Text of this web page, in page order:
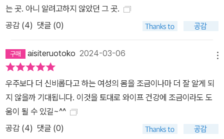
반해, 여성의 생식기는 어떤 신경들이 어떻게 연결되어 있는지조차
알려지지 않았다. 여성이 생애 전반에 걸쳐 겪는 월경의 기본적인 메
비대칭과 공백이 이토록 크다는 것은 곧 인류 절반의 몸에서 정확히
무슨 일이 일어나고 있는지 밝혀내야 할 게 무수히 많다는 의미이기
다 ―질염 치료 방법의 발견에서부터 자궁내막증 연구의 변화, 인공
리다 “정말 알 수 없는 걸까? 지금까지 잘못된 관점으로 보고 있었던
는 곳. 아니 알려고하지 않았던 그 곳.
공감 (4) 댓글 (0)
aisiteruotoko 2024-03-06
우주보다 더 신비롭다고 하는 여성의 몸을 조금이나마 더 잘 알게 되
지 않을까 기대됩니다. 이것을 토대로 와이프 건강에 조금이라도 도
움이 될 수 있길~^^
공감 (4) 댓글 (0)